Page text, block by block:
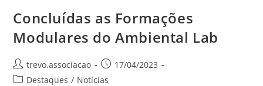
Concluídas as Formações
Modulares do Ambiental Lab
trevo.associacao
17/04/2023
Destaques / Notícias